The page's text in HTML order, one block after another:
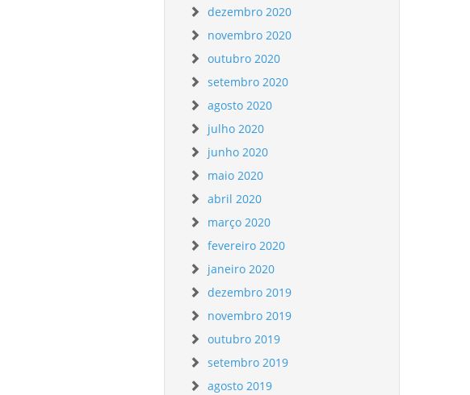
dezembro 2020
novembro 2020
outubro 2020
setembro 2020
agosto 2020
julho 2020
junho 2020
maio 2020
abril 2020
março 2020
fevereiro 2020
janeiro 2020
dezembro 2019
novembro 2019
outubro 2019
setembro 2019
agosto 2019